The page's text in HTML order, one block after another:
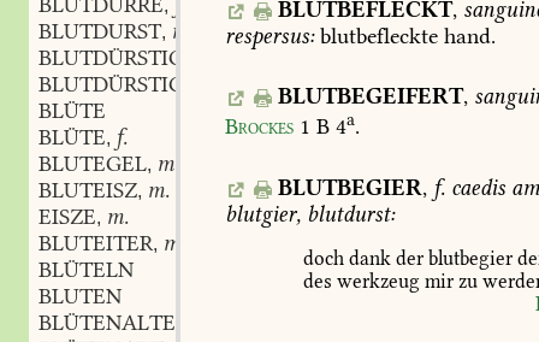
,
BLUTDURST, m.
BLUTDÜRSTIG
BLUTDÜRSTIGKEIT
f.
BLÜTE
BLÜTE, f.
BLUTEGEL, m.
BLUTEISZ, m.
EISZE, m.
BLUTEITER, m.
BLÜTELN
BLUTEN
BLÜTENALTER
BLUTBEFLECKT,
respersus:blutbefleckte hand.
BLUTBEGEIFERT,
Brockes 1 B 4a.
BLUTBEGIER, f. caedis
blutgier, blutdurst:
doch dank der blutbegier
des werkzeug mir zu